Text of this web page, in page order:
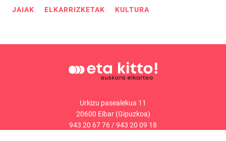
JAIAK ELKARRIZKETAK KULTURA
Urkizu pasealekua 11
20600 Eibar (Gipuzkoa)
943 20 67 76/943 20 09 18